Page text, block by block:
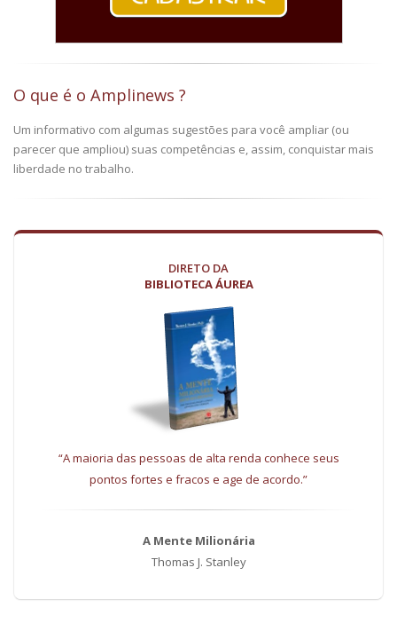
O que é o Amplinews ?
Um informativo com algumas sugestões para você ampliar (ou
parecer que ampliou) suas competências e, assim, conquistar mais
liberdade no trabalho.
DIRETO DA
BIBLIOTECA ÁUREA
“A maioria das pessoas de alta renda conhece seus
pontos fortes e fracos e age de acordo.”
A Mente Milionária
Thomas J. Stanley